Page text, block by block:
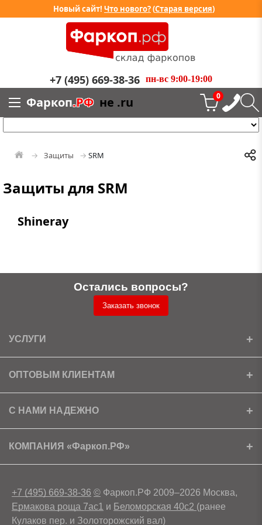
Новый сайт! Что нового?(Старая версия)
+7 (495) 669-38-36 пн-вс 9:00-19:00
Фаркоп.РФ не .ru 0
Защиты SRM
Защиты для SRM
Shineray
Остались вопросы?
Заказать звонок
УСЛУГИ
Установка
Доставка
ОПТОВЫМ КЛИЕНТАМ
Ищем партнеров
Скачать прайс
С НАМИ НАДЕЖНО
Сертификаты
Условия возврата
КОМПАНИЯ «Фаркоп.РФ»
+7 (495) 669-38-36 © Фаркоп.РФ 2009–2026 Москва,
Ермакова роща 7ас1 и Беломорская 40с2 (ранее
Кулаков пер. и Золоторожский вал)